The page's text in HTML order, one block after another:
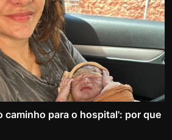
caminho para o hospital': por que